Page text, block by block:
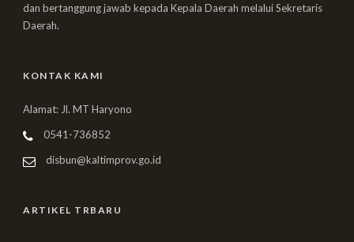
dan bertanggung jawab kepada Kepala Daerah melalui Sekretaris
Daerah.
KONTAK KAMI
Alamat: Jl. MT Haryono
0541-736852
disbun@kaltimprov.go.id
ARTIKEL TRBARU